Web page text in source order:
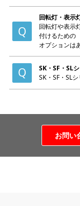
回転灯・表示
回転灯や表示
付けるための
オプションは
SK・SF・SL
SK・SF・SL
お問い